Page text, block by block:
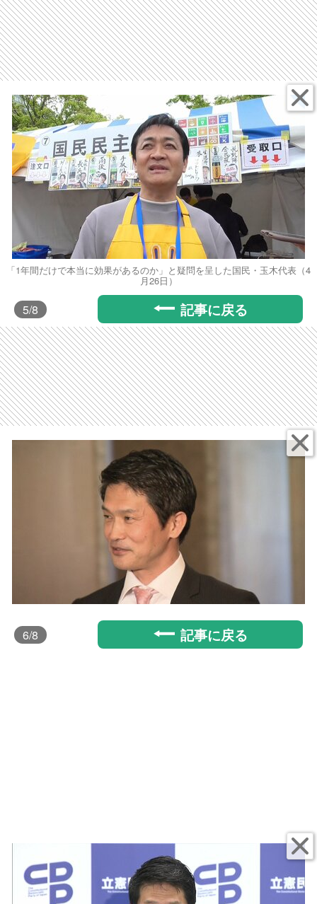
「1年間だけで本当に効果があるのか」と疑問を呈した国民・玉木代表（4
月26日）
5/8 記事に戻る
6/8 記事に戻る